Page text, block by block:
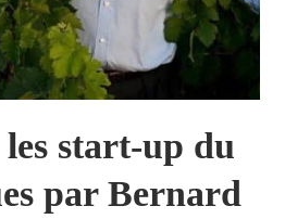
start-up du
par Bernard